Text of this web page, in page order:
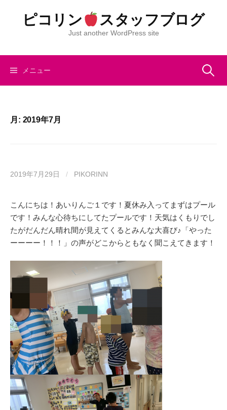
ツ
ピコリン スタッフブログ
Just another WordPress site
メニュー 検
月: 2019年7月
2019年7月29日 / PIKORINN
こんにちは！あいりんご１です！夏休み入ってまずはプール
です！みんな心待ちにしてたプールです！天気はくもりでし
たがだんだん晴れ間が見えてくるとみんな大喜び♪「やった
ーーーー！！！」の声がどこからともなく聞こえてきます！